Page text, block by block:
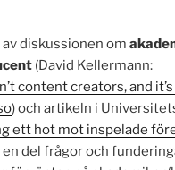
diskussionen om
(David Kellermann:
content creators, and
) och artikeln i
ett hot mot inspelade
del frågor och